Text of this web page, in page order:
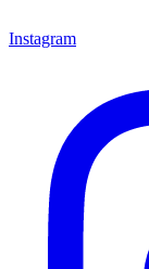
Instagram